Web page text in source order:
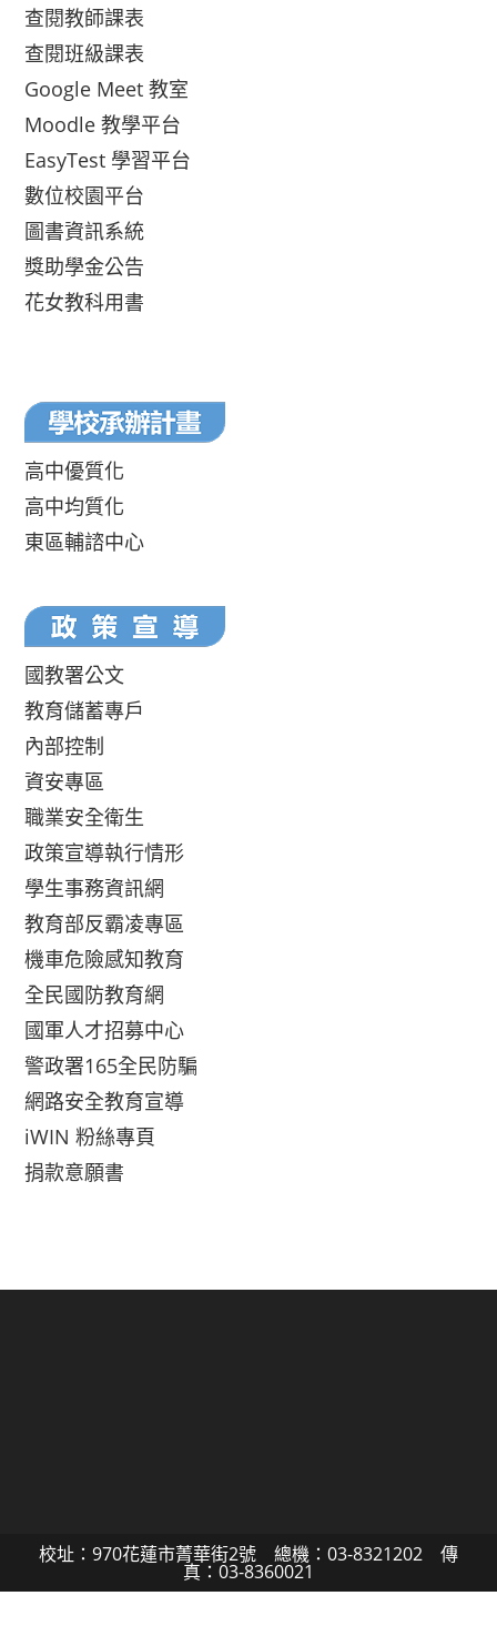
查閱教師課表
查閱班級課表
Google Meet 教室
Moodle 教學平台
EasyTest 學習平台
數位校園平台
圖書資訊系統
獎助學金公告
花女教科用書
高中優質化
高中均質化
東區輔諮中心
國教署公文
教育儲蓄專戶
內部控制
資安專區
職業安全衛生
政策宣導執行情形
學生事務資訊網
教育部反霸凌專區
機車危險感知教育
全民國防教育網
國軍人才招募中心
警政署165全民防騙
網路安全教育宣導
iWIN 粉絲專頁
捐款意願書
校址：970花蓮市菁華街2號 總機：03-8321202 傳
真：03-8360021